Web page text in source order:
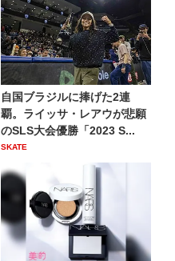
自国ブラジルに捧げた2連
覇。ライッサ・レアウが悲願
のSLS大会優勝「2023 S...
SKATE